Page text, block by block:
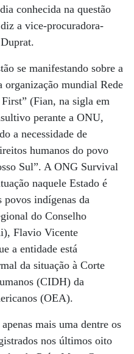
conhecida na questão
a vice-procuradora-
se manifestando sobre a
organização mundial Rede
(Fian, na sigla em
perante a ONU,
a necessidade de
humanos do povo
Sul”. A ONG Survival
naquele Estado é
povos indígenas da
do Conselho
Flavio Vicente
a entidade está
da situação à Corte
(CIDH) da
(OEA).
mais uma dentre os
nos últimos oito